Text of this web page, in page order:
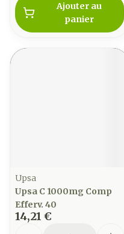
Ajouter au
panier
Upsa
Upsa C 1000mg Comp
Efferv. 40
14,21 €